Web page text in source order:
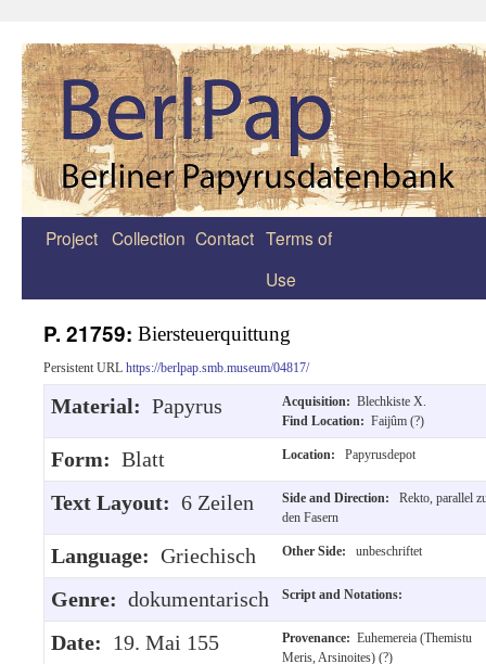
Zum
Project Collection Contact Terms of
Use
P. 21759: Biersteuerquittung
Persistent URL https://berlpap.smb.museum/04817/
Material: Papyrus Acquisition: Blechkiste X.
Find Location: Faijûm (?)
Form: Blatt Location: Papyrusdepot
Text Layout: 6 Zeilen Side and Direction:
Rekto, parallel
den Fasern
Language: Griechisch Other Side: unbeschriftet
Genre: dokumentarisch Script and Notations:
Date: 19. Mai 155
Provenance: Euhemereia (Themistu
Meris, Arsinoites) (?)